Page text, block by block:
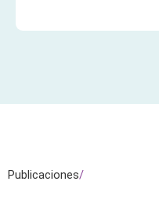
Publicaciones/